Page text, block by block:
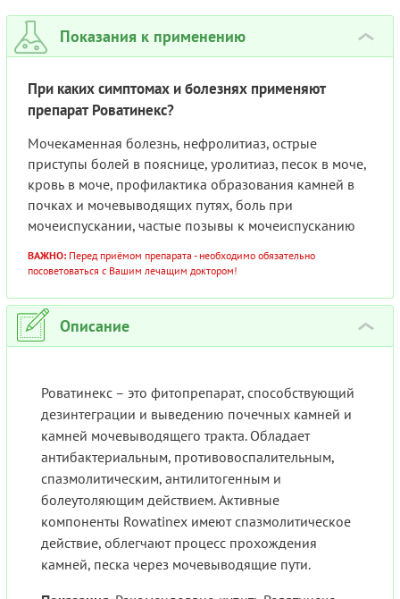
Показания к применению ›
При каких симптомах и болезнях применяют
препарат Роватинекс?
Мочекаменная болезнь, нефролитиаз, острые
приступы болей в пояснице, уролитиаз, песок в моче,
кровь в моче, профилактика образования камней в
почках и мочевыводящих путях, боль при
мочеиспускании, частые позывы к мочеиспусканию
ВАЖНО: Перед приёмом препарата - необходимо обязательно
посоветоваться с Вашим лечащим доктором!
Описание ›
Роватинекс – это фитопрепарат, способствующий
дезинтеграции и выведению почечных камней и
камней мочевыводящего тракта. Обладает
антибактериальным, противовоспалительным,
спазмолитическим, антилитогенным и
болеутоляющим действием. Активные
компоненты Rowatinex имеют спазмолитическое
действие, облегчают процесс прохождения
камней, песка через мочевыводящие пути.